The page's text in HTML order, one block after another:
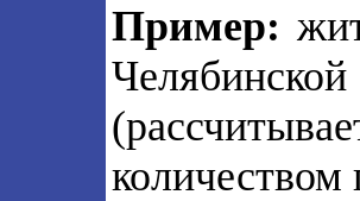
Пример:
количеством